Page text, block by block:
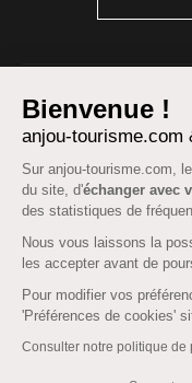
Bienvenue !
anjou-tourisme.com
Sur anjou-tourisme.com,
du site, d'échanger avec
des statistiques de
Nous vous laissons la
les accepter avant de
Pour modifier vos
'Préférences de cookies'
Consulter notre politique de